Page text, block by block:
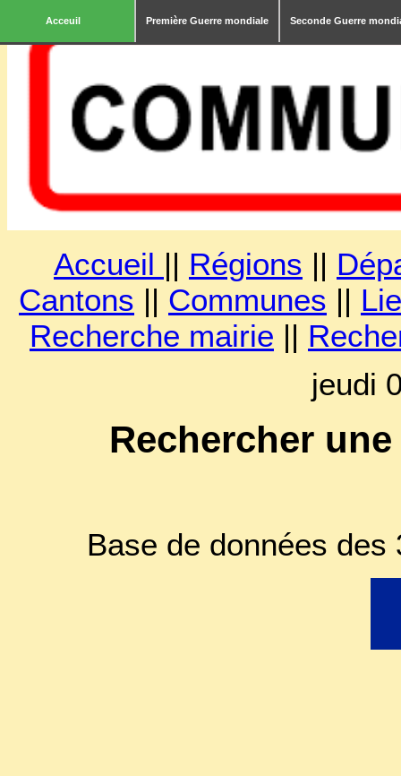
Acceuil Première Guerre mondiale Seconde Guerre
Accueil || Régions ||
Cantons || Communes ||
Recherche mairie ||
jeudi
Rechercher
Base de données